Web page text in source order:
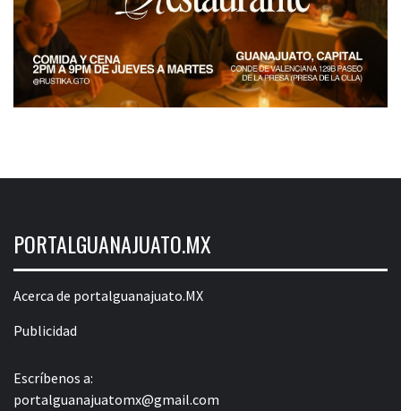
PORTALGUANAJUATO.MX
Acerca de portalguanajuato.MX
Publicidad
Escríbenos a:
portalguanajuatomx@gmail.com